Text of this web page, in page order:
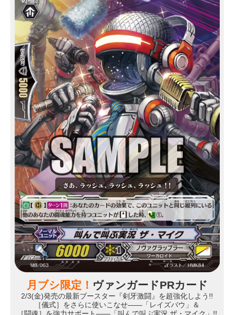
月ブシ限定！ ヴァンガードPRカード
2/3(金)発売の最新ブースター『剣牙激闘』を超強化しよう!!
［儀式］をさらに使いこなせ――「レイズバウ」＆